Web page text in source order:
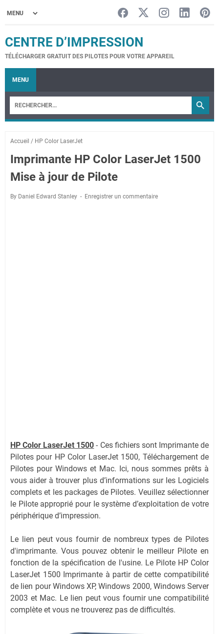
CENTRE D’IMPRESSION
TÉLÉCHARGER GRATUIT DES PILOTES POUR VOTRE APPAREIL
MENU
Accueil / HP Color LaserJet
Imprimante HP Color LaserJet 1500
Mise à jour de Pilote
By Daniel Edward Stanley Enregistrer un commentaire
HP Color LaserJet 1500 - Ces fichiers sont Imprimante de
Pilotes pour HP Color LaserJet 1500, Téléchargement de
Pilotes pour Windows et Mac. Ici, nous sommes prêts à
vous aider à trouver plus d’informations sur les Logiciels
complets et les packages de Pilotes. Veuillez sélectionner
le Pilote approprié pour le système d’exploitation de votre
périphérique d’impression.
Le lien peut vous fournir de nombreux types de Pilotes
d'imprimante. Vous pouvez obtenir le meilleur Pilote en
fonction de la spécification de l'usine. Le Pilote HP Color
LaserJet 1500 Imprimante à partir de cette compatibilité
de lien pour Windows XP, Windows 2000, Windows Server
2003 et Mac. Le lien peut vous fournir une compatibilité
complète et vous ne trouverez pas de difficultés.